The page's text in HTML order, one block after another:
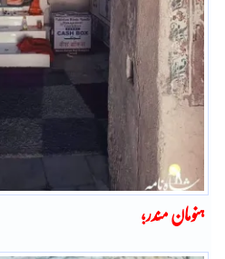
ہنومان مندر؛